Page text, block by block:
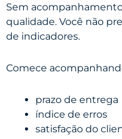
Sem
qualidade. Você não
de indicadores.
Comece
prazo de entrega
índice de erros
satisfação do